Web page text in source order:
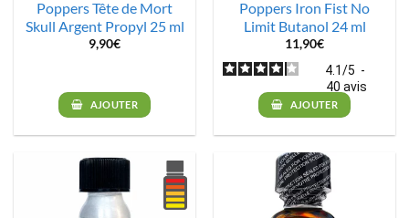
Poppers Tête de Mort
Skull Argent Propyl 25 ml
9,90€
AJOUTER
Poppers Iron Fist No
Limit Butanol 24 ml
11,90€
4.1/5 -
40 avis
AJOUTER